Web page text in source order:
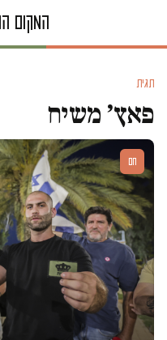
תגית
פאץ׳ משיח
חם